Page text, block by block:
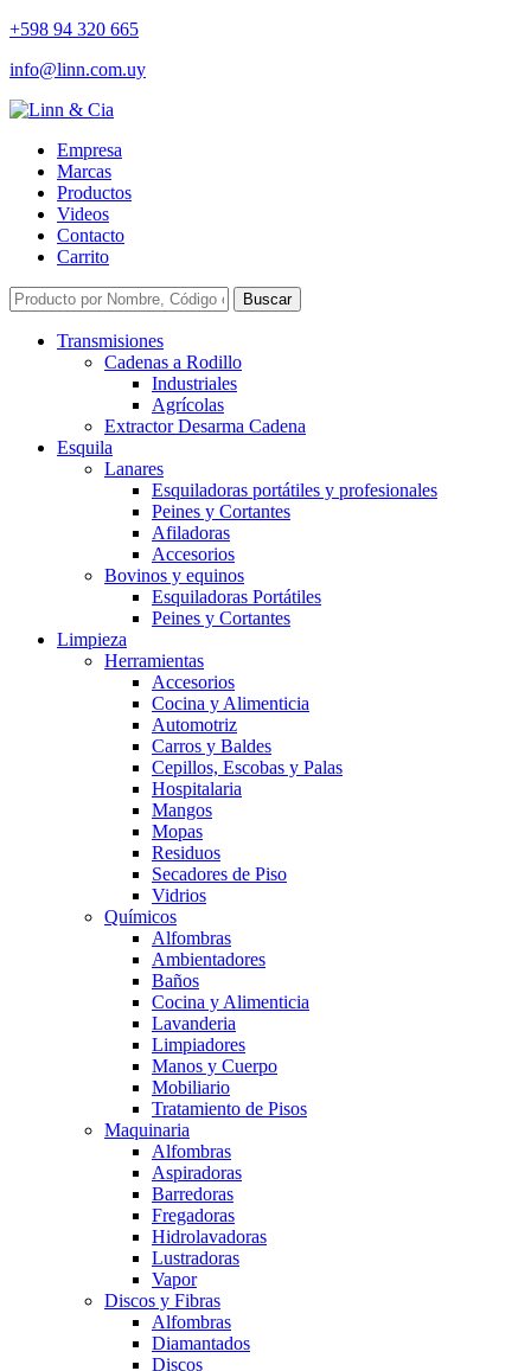
+598 94 320 665
info@linn.com.uy
Empresa
Marcas
Productos
Videos
Contacto
Carrito
Buscar
Transmisiones
Cadenas a Rodillo
Industriales
Agrícolas
Extractor Desarma Cadena
Esquila
Lanares
Esquiladoras portátiles y profesionales
Peines y Cortantes
Afiladoras
Accesorios
Bovinos y equinos
Esquiladoras Portátiles
Peines y Cortantes
Limpieza
Herramientas
Accesorios
Cocina y Alimenticia
Automotriz
Carros y Baldes
Cepillos, Escobas y Palas
Hospitalaria
Mangos
Mopas
Residuos
Secadores de Piso
Vidrios
Químicos
Alfombras
Ambientadores
Baños
Cocina y Alimenticia
Lavanderia
Limpiadores
Manos y Cuerpo
Mobiliario
Tratamiento de Pisos
Maquinaria
Alfombras
Aspiradoras
Barredoras
Fregadoras
Hidrolavadoras
Lustradoras
Vapor
Discos y Fibras
Alfombras
Diamantados
Discos